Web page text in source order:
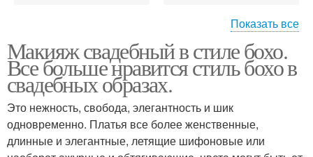
Богемный стиль
Показать все
Макияж свадебный в стиле бохо.
Все больше нравится стиль бохо в
свадебных образах.
Это нежность, свобода, элегантность и шик
одновременно. Платья все более женственные,
длинные и элегантные, летящие шифоновые или